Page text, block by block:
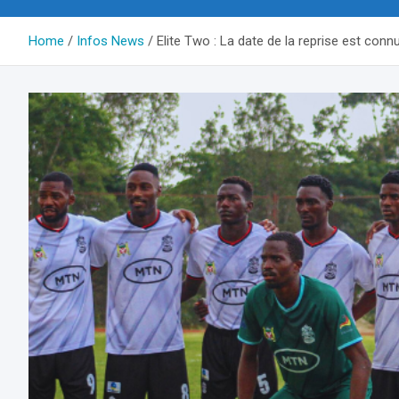
Home Infos News Elite Two : La date de la reprise est